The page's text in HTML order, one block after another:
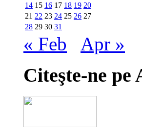
14 15 16 17 18 19 20
21 22 23 24 25 26 27
28 29 30 31
« Feb Apr »
Citeşte-ne pe